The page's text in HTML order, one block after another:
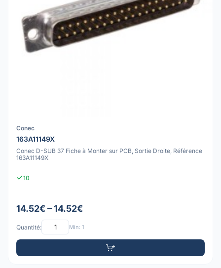
Conec
163A11149X
Conec D-SUB 37 Fiche à Monter sur PCB, Sortie Droite, Référence
163A11149X
10
14.52€ – 14.52€
Quantité: Min: 1